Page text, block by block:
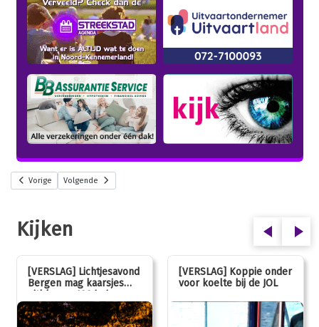
Vorige Volgende
Kijken
[VERSLAG] Lichtjesavond
Bergen mag kaarsjes
uitblazen: 100 jarig
jubileum!
[VERSLAG] Koppie onder
voor koelte bij de JOL